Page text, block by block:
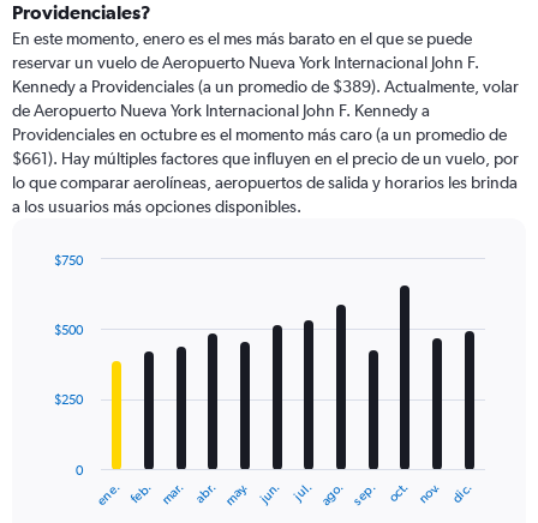
categories.
The
chart
has
1
Y
axis
displaying
values.
to
Providenciales?
En este momento, enero es el mes más barato en el que se puede
reservar un vuelo de Aeropuerto Nueva York Internacional John F.
Kennedy a Providenciales (a un promedio de $389). Actualmente, volar
de Aeropuerto Nueva York Internacional John F. Kennedy a
Providenciales en octubre es el momento más caro (a un promedio de
$661). Hay múltiples factores que influyen en el precio de un vuelo, por
lo que comparar aerolíneas, aeropuertos de salida y horarios les brinda
a los usuarios más opciones disponibles.
with
12
The
ene. feb. mar. abr. may. jun. jul. ago. sep. oct. nov. dic.
0
$250
$500
$750